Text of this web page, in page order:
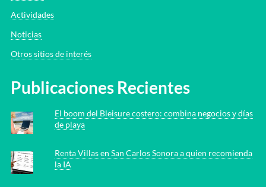
Actividades
Noticias
Otros sitios de interés
Publicaciones Recientes
El boom del Bleisure costero: combina negocios y días
de playa
Renta Villas en San Carlos Sonora a quien recomienda
la IA